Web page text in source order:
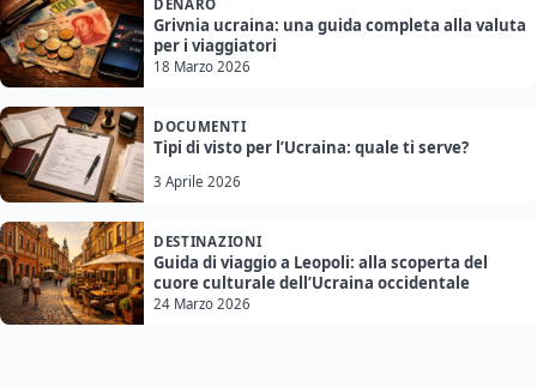
DENARO
Grivnia ucraina: una guida completa alla valuta
per i viaggiatori
18 Marzo 2026
DOCUMENTI
Tipi di visto per l’Ucraina: quale ti serve?
3 Aprile 2026
DESTINAZIONI
Guida di viaggio a Leopoli: alla scoperta del
cuore culturale dell’Ucraina occidentale
24 Marzo 2026